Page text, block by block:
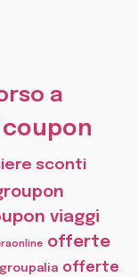
a
coupon
sconti
viaggi
offerte
offerte